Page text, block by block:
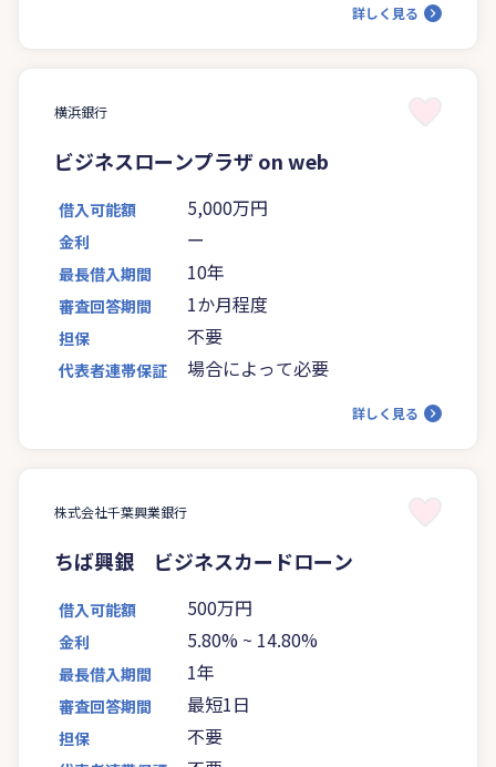
詳しく見る
横浜銀行
ビジネスローンプラザ on web
借入可能額 5,000万円
金利 ー
最長借入期間 10年
審査回答期間 1か月程度
担保 不要
代表者連帯保証 場合によって必要
詳しく見る
株式会社千葉興業銀行
ちば興銀 ビジネスカードローン
借入可能額 500万円
金利 5.80% ~ 14.80%
最長借入期間 1年
審査回答期間 最短1日
担保 不要